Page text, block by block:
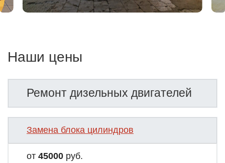
Наши цены
Ремонт дизельных двигателей
Замена блока цилиндров
от 45000 руб.